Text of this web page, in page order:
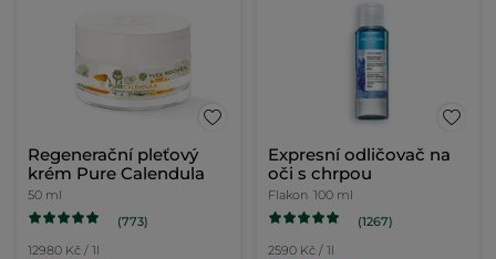
Regenerační pleťový
krém Pure Calendula
50 ml
(773)
12980 Kč / 1l
Expresní odličovač na
oči s chrpou
Flakon 100 ml
(1267)
2590 Kč / 1l